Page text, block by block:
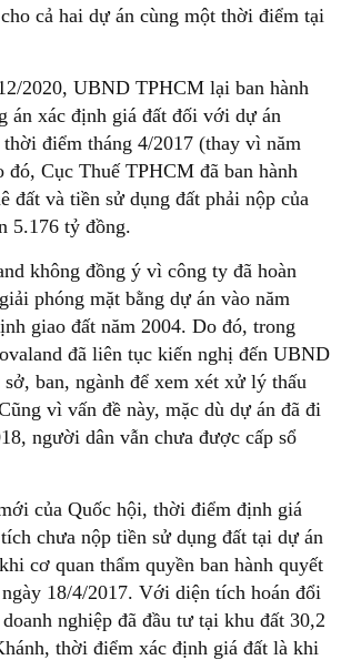
cả hai dự án cùng một thời điểm tại
2020, UBND TPHCM lại ban hành
án xác định giá đất đối với dự án
điểm tháng 4/2017 (thay vì năm
đó, Cục Thuế TPHCM đã ban hành
đất và tiền sử dụng đất phải nộp của
5.176 tỷ đồng.
không đồng ý vì công ty đã hoàn
phóng mặt bằng dự án vào năm
giao đất năm 2004. Do đó, trong
đã liên tục kiến nghị đến UBND
ban, ngành để xem xét xử lý thấu
vì vấn đề này, mặc dù dự án đã đi
người dân vẫn chưa được cấp sổ
của Quốc hội, thời điểm định giá
chưa nộp tiền sử dụng đất tại dự án
cơ quan thẩm quyền ban hành quyết
18/4/2017. Với diện tích hoán đổi
nghiệp đã đầu tư tại khu đất 30,2
thời điểm xác định giá đất là khi